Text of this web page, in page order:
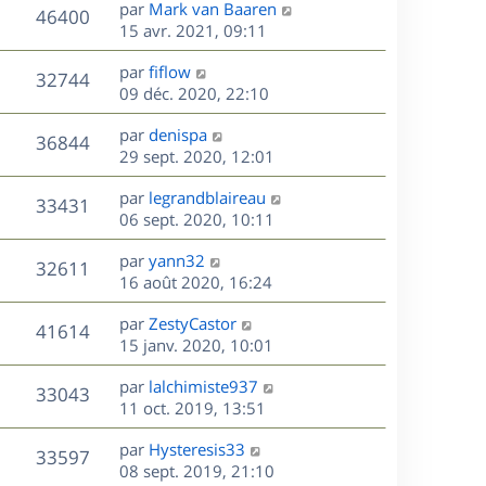
g
e
s
s
a
g
e
s
r
m
e
s
s
a
g
e
n
i
e
r
m
e
s
s
a
g
e
46400V
u
D
e
r
n
i
e
r
m
e
s
s
a
g
e
par Mark van Baaren
15 avr. 2021, 09:11
32744V
u
D
e
r
n
i
e
r
m
e
s
s
a
g
e
par fiflow
09 déc. 2020, 22:10
36844V
u
D
e
r
n
i
e
r
m
e
s
s
a
g
e
par denispa
29 sept. 2020, 12:01
33431
u
D
e
r
n
i
e
r
m
e
s
s
a
g
e
par legrandblaireau
06 sept. 2020, 10:11
32611
u
s
D
e
r
n
i
e
r
m
e
s
s
par yann32
16 août 2020, 16:24
41614V
u
e
s
D
e
r
n
i
e
r
m
par ZestyCastor
15 janv. 2020, 10:01
33043V
u
D
e
r
n
i
par lalchimiste937
11 oct. 2019, 13:51
33597V
D
e
par Hysteresis33
08 sept. 2019, 21:10